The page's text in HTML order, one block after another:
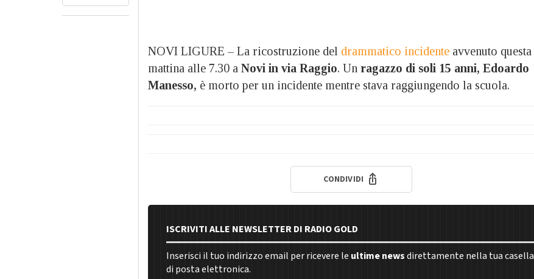
NOVI LIGURE – La ricostruzione del drammatico incidenteavvenuto questa
mattina alle 7.30 a Novi in via Raggio. Un ragazzo di soli 15 anni, Edoardo
Manesso, è morto per un incidente mentre stava raggiungendo la scuola.
CONDIVIDI
ISCRIVITI ALLE NEWSLETTER DI RADIO GOLD
Inserisci il tuo indirizzo email per ricevere le ultime newsdirettamente nella tua casella
di posta elettronica.